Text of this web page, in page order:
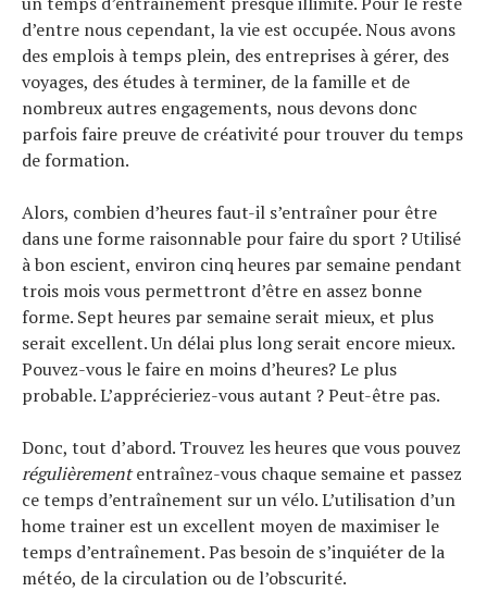
d’entre nous cependant, la vie est occupée. Nous avons
des emplois à temps plein, des entreprises à gérer, des
voyages, des études à terminer, de la famille et de
nombreux autres engagements, nous devons donc
parfois faire preuve de créativité pour trouver du temps
de formation.
Alors, combien d’heures faut-il s’entraîner pour être
dans une forme raisonnable pour faire du sport ? Utilisé
à bon escient, environ cinq heures par semaine pendant
trois mois vous permettront d’être en assez bonne
forme. Sept heures par semaine serait mieux, et plus
serait excellent. Un délai plus long serait encore mieux.
Pouvez-vous le faire en moins d’heures? Le plus
probable. L’apprécieriez-vous autant ? Peut-être pas.
Donc, tout d’abord. Trouvez les heures que vous pouvez
régulièremententraînez-vous chaque semaine et passez
ce temps d’entraînement sur un vélo. L’utilisation d’un
home trainer est un excellent moyen de maximiser le
temps d’entraînement. Pas besoin de s’inquiéter de la
météo, de la circulation ou de l’obscurité.